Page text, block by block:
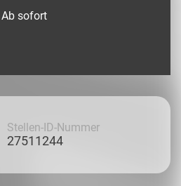
Ab sofort
Stellen-ID-Nummer
27511244